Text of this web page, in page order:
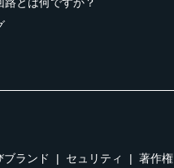
ブランド | セュリティ | 著作権